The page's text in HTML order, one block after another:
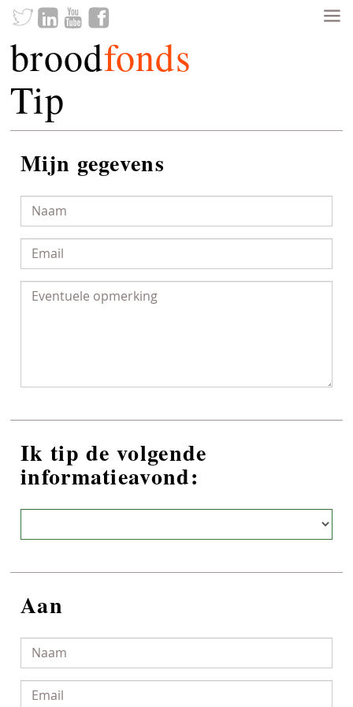
broodfonds
Tip
Mijn gegevens
Ik tip de volgende
informatieavond:
Aan